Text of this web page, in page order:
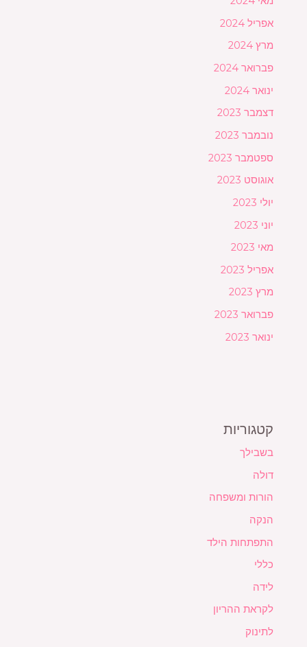
אפריל 2024
מרץ 2024
פברואר 2024
ינואר 2024
דצמבר 2023
נובמבר 2023
ספטמבר 2023
אוגוסט 2023
יולי 2023
יוני 2023
מאי 2023
אפריל 2023
מרץ 2023
פברואר 2023
ינואר 2023
קטגוריות
בשבילך
דולה
הורות ומשפחה
הנקה
התפתחות הילד
כללי
לידה
לקראת ההריון
לתינוק